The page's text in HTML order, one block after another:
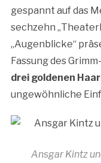
gespannt auf das
sechzehn
„Augenblicke“
Fassung des
drei goldenen
ungewöhnliche
Ansgar Kintz